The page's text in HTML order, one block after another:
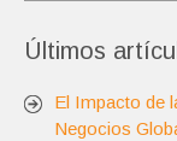
Últimos
El Impacto de
Negocios